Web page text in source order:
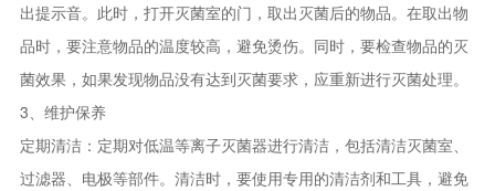
出提示音。此时，打开灭菌室的门，取出灭菌后的物品。在取出物
品时，要注意物品的温度较高，避免烫伤。同时，要检查物品的灭
菌效果，如果发现物品没有达到灭菌要求，应重新进行灭菌处理。
3、维护保养
定期清洁：定期对低温等离子灭菌器进行清洁，包括清洁灭菌室、
过滤器、电极等部件。清洁时，要使用专用的清洁剂和工具，避免